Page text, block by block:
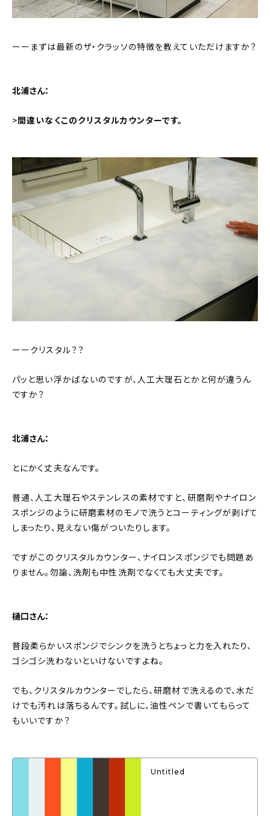
ーーまずは最新のザ・クラッソの特徴を教えていただけますか？
北浦さん：
>間違いなくこのクリスタルカウンターです。
ーークリスタル？？
パッと思い浮かばないのですが、人工大理石とかと何が違うん
ですか？
北浦さん：
とにかく丈夫なんです。
普通、人工大理石やステンレスの素材ですと、研磨剤やナイロン
スポンジのように研磨素材のモノで洗うとコーティングが剥げて
しまったり、見えない傷がついたりします。
ですがこのクリスタルカウンター、ナイロンスポンジでも問題あ
りません。勿論、洗剤も中性洗剤でなくても大丈夫です。
樋口さん：
普段柔らかいスポンジでシンクを洗うとちょっと力を入れたり、
ゴシゴシ洗わないといけないですよね。
でも、クリスタルカウンターでしたら、研磨材で洗えるので、水だ
けでも汚れは落ちるんです。試しに、油性ペンで書いてもらって
もいいですか？
Untitled